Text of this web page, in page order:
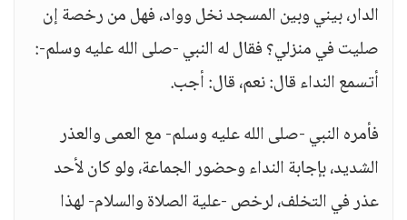
الدار، بيني وبين المسجد نخل وواد، فهل من رخصة إن
صليت في منزلي؟ فقال له النبي -صلى الله عليه وسلم-:
أتسمع النداء قال: نعم، قال: أجب.
فأمره النبي -صلى الله عليه وسلم- مع العمى والعذر
الشديد، بإجابة النداء وحضور الجماعة، ولو كان لأحد
عذر في التخلف، لرخص -علية الصلاة والسلام- لهذا